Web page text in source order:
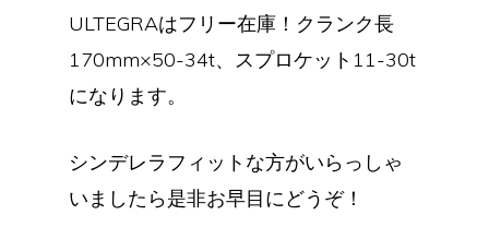
ULTEGRAはフリー在庫！クランク長
170mm×50-34t、スプロケット11-30t
になります。
シンデレラフィットな方がいらっしゃ
いましたら是非お早目にどうぞ！